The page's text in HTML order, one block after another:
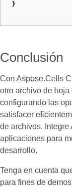
}
Conclusión
Con Aspose.Cells
otro archivo de
configurando las
satisfacer
de archivos.
aplicaciones para
desarrollo.
Tenga en cuenta
para fines de